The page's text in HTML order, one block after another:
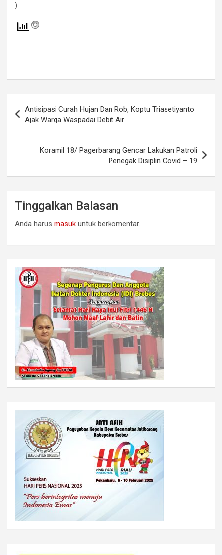
)
pos
Antisipasi Curah Hujan Dan Rob, Koptu Triasetiyanto
Ajak Warga Waspadai Debit Air
Koramil 18/ Pagerbarang Gencar Lakukan Patroli
Penegak Disiplin Covid – 19
Tinggalkan Balasan
Anda harus masuk untuk berkomentar.